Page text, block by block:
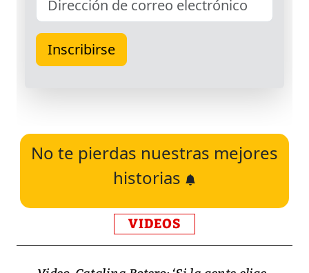
No te pierdas nuestras mejores
historias
VIDEOS